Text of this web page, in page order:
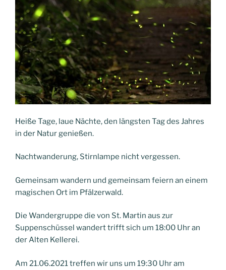
Heiße Tage, laue Nächte, den längsten Tag des Jahres
in der Natur genießen.
Nachtwanderung, Stirnlampe nicht vergessen.
Gemeinsam wandern und gemeinsam feiern an einem
magischen Ort im Pfälzerwald.
Die Wandergruppe die von St. Martin aus zur
Suppenschüssel wandert trifft sich um 18:00 Uhr an
der Alten Kellerei.
Am 21.06.2021 treffen wir uns um 19:30 Uhr am